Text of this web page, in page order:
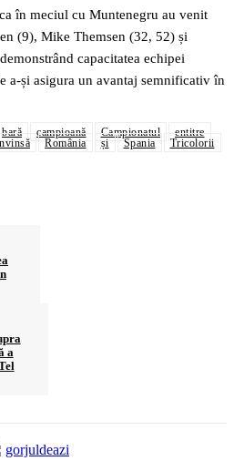
în meciul cu Muntenegru au venit
(9), Mike Themsen (32, 52) și
capacitatea echipei
a-și asigura un avantaj semnificativ în
bară campioană Campionatul
entitre
România și Spania
Tricolorii
a